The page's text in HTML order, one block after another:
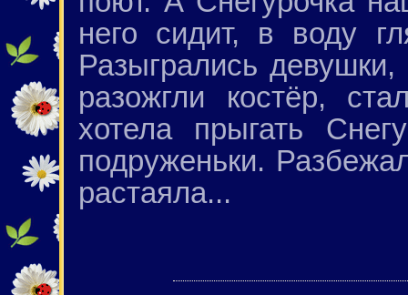
него сидит, в воду
Разыгрались
разожгли костёр,
хотела прыгать
подруженьки.
растаяла...